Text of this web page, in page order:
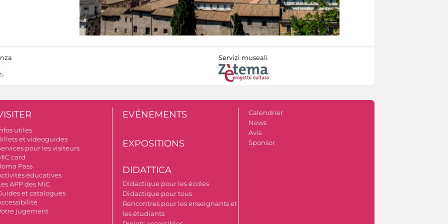
Servizi museali
utiles
et videoguides
pour les visiteurs
card
Pass
éducatives
APP des MiC
et catalogues
jugement
EVÉNEMENTS
EXPOSITIONS
DIDATTICA
Didactique pour les écoles
Didactique pour tous
Rencontres pour les enseignants et
les étudiants
Calendrier
News
Avis
Sponsor